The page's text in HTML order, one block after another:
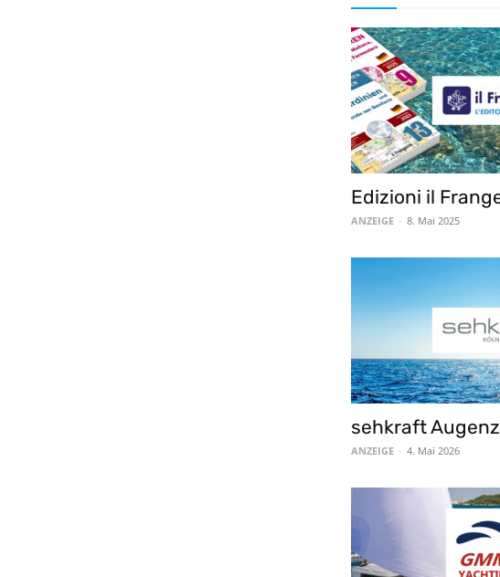
Edizioni il
ANZEIGE - 8. Mai 2025
sehkraft
ANZEIGE - 4. Mai 2026